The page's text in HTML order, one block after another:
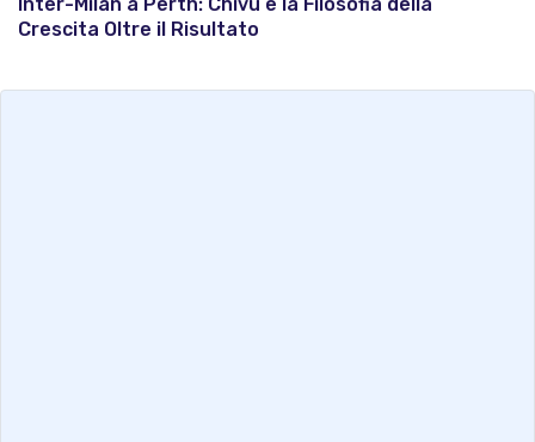
Crescita Oltre il Risultato